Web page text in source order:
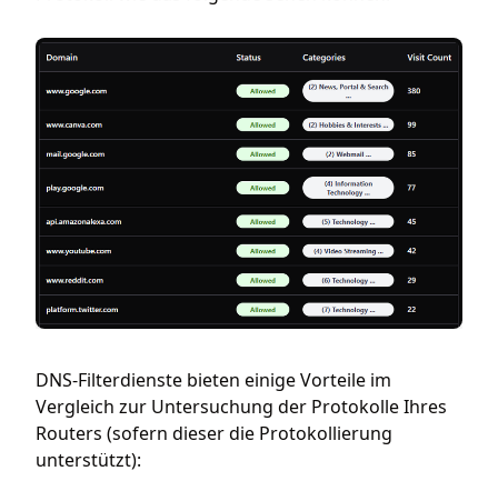
DNS-Filterdienste bieten einige Vorteile im
Vergleich zur Untersuchung der Protokolle Ihres
Routers (sofern dieser die Protokollierung
unterstützt):